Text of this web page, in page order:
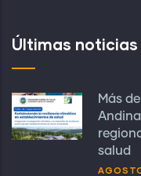
Últimas noticias
Más
salud